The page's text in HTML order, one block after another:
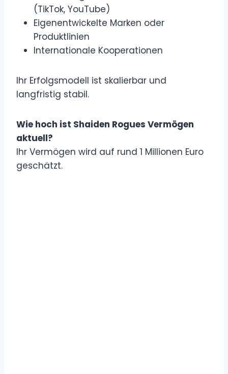
(TikTok, YouTube)
Eigenentwickelte Marken oder
Produktlinien
Internationale Kooperationen
Ihr Erfolgsmodell ist skalierbar und
langfristig stabil.
Wie hoch ist Shaiden Rogues Vermögen
aktuell?
Ihr Vermögen wird auf rund 1 Millionen Euro
geschätzt.